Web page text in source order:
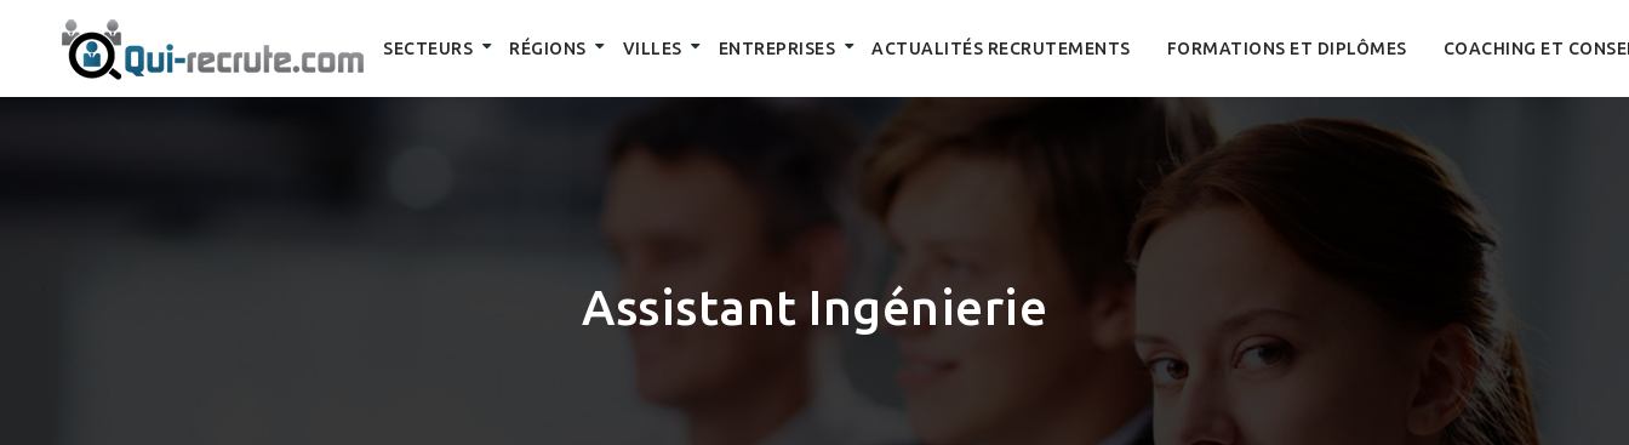
SECTEURS RÉGIONS VILLES ENTREPRISES ACTUALITÉS RECRUTEMENTS FORMATIONS ET DIPLÔMES COACHING ET
Assistant Ingénierie